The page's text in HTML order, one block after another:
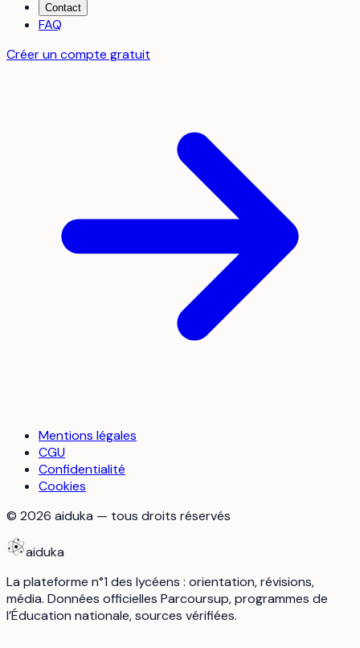
Contact
FAQ
Créer un compte gratuit
Mentions légales
CGU
Confidentialité
Cookies
© 2026 aiduka — tous droits réservés
aiduka
La plateforme n°1 des lycéens : orientation, révisions,
média. Données officielles Parcoursup, programmes de
l’Éducation nationale, sources vérifiées.